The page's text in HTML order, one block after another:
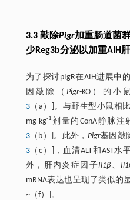
3.3 敲除Pigr加重肠道菌
少Reg3b分泌以加重AIH
为了探讨pIgR在AIH进展中
因敲除（ Pigr-KO）的小
3（a）]。与野生型小鼠相
mg∙kg-1剂量的ConA静脉注
3（b）]。此外， Pigr基因敲
3（c）]，血清ALT和AST水
外，肝内炎症因子Il1β 、
mRNA表达也呈现了类似的
~（f）]。